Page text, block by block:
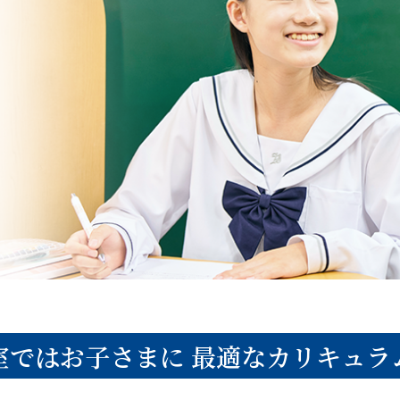
ではお子さまに 最適なカリキュラ